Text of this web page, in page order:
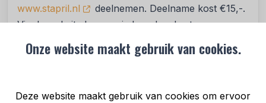
Onze website maakt gebruik van cookies.
Deze website maakt gebruik van cookies om ervoor
www.stapril.nl
deelnemen. Deelname kost €15,-.
Via de website kunnen iedere dag de stappen
ingevoerd worden en kun je bepaalde activiteiten
omrekenen naar stappen met de omrekentool.